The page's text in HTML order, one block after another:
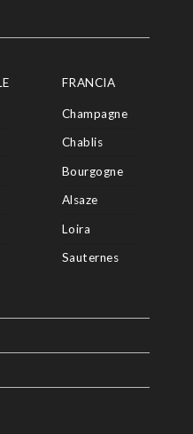
FRANCIA
Champagne
Chablis
Bourgogne
Alsaze
Loira
Sauternes